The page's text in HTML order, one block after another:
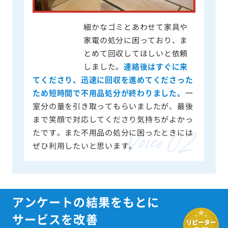
細かなゴミとあわせて家具や
家電の処分に困っており、ま
とめて回収してほしいと依頼
しました。連絡後はすぐに来
てくださり、迅速に回収を進めてくださった
ため短時間で不用品処分が終わりました。 一
室分の量を引き取ってもらいましたが、最後
まで笑顔で対応してくださり気持ちがよかっ
たです。また不用品の処分に困ったときには
ぜひ利用したいと思います。
アンケートの結果をもとに
サービスを改善